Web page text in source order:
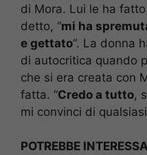
di Mora. Lui le ha
detto, “mi ha
e gettato“. La donna
di autocritica quando
che si era creata con
fatta. “Credo a tutto,
mi convinci di
POTREBBE